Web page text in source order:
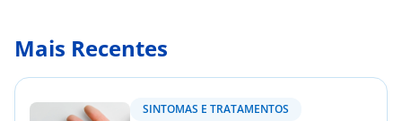
Mais Recentes
SINTOMAS E TRATAMENTOS